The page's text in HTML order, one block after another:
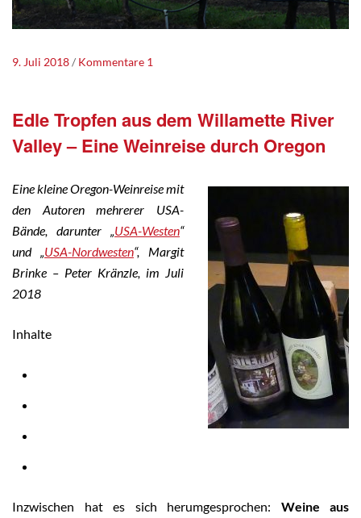
9. Juli 2018 Kommentare 1
Edle Tropfen aus dem Willamette River
Valley – Eine Weinreise durch Oregon
Eine kleine Oregon-Weinreise mit
den Autoren mehrerer USA-
Bände, darunter „USA-Westen“
und „USA-Nordwesten“, Margit
Brinke – Peter Kränzle, im Juli
2018
Inhalte
Inzwischen hat es sich herumgesprochen: Weine aus